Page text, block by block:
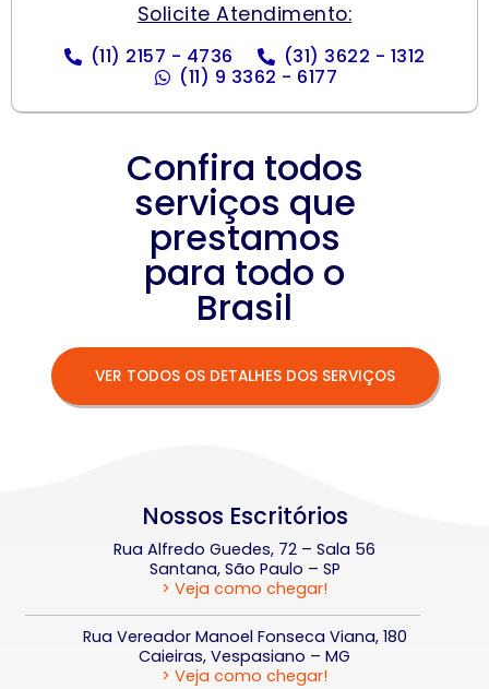
Solicite Atendimento:
(11) 2157 - 4736
(31) 3622 - 1312
(11) 9 3362 - 6177
Confira todos
serviços que
prestamos
para todo o
Brasil
VER TODOS OS DETALHES DOS SERVIÇOS
Nossos Escritórios
Rua Alfredo Guedes, 72 – Sala 56
Santana, São Paulo – SP
> Veja como chegar!
Rua Vereador Manoel Fonseca Viana, 180
Caieiras, Vespasiano – MG
> Veja como chegar!